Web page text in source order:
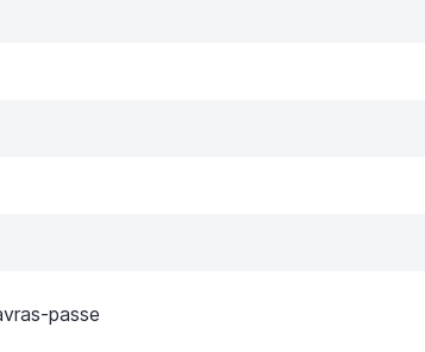
passe